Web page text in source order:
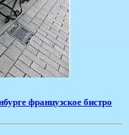
французское бистро